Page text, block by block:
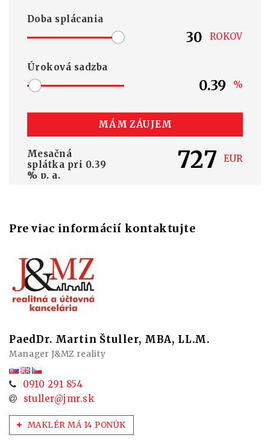
Doba splácania
ROKOV
Úroková sadzba
%
MÁM ZÁUJEM
Mesačná
splátka pri 0.39
% p. a.
727 EUR
Pre viac informácií kontaktujte
PaedDr. Martin Štuller, MBA, LL.M.
Manager J&MZ reality
0910 291 854
stuller@jmr.sk
MAKLÉR MÁ 14 PONÚK